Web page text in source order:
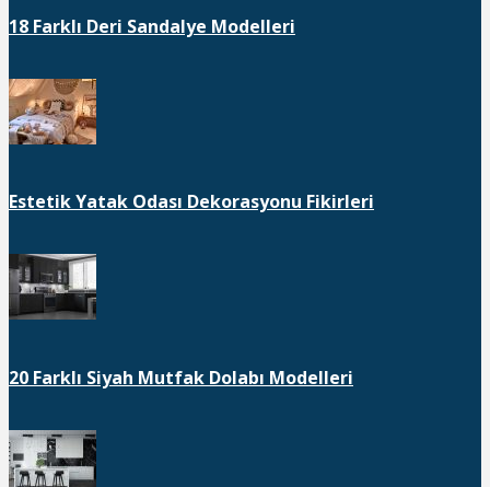
18 Farklı Deri Sandalye Modelleri
Estetik Yatak Odası Dekorasyonu Fikirleri
20 Farklı Siyah Mutfak Dolabı Modelleri